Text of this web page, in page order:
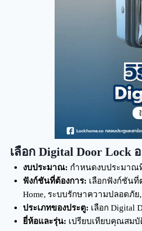
เลือก Digital Door Lock
งบประมาณ: กำหนดงบประมาณ
ฟังก์ชันที่ต้องการ: เลือกฟังก์ชันที่
Home, ระบบรักษาความปลอดภั
ประเภทของประตู: เลือก Digital
ยี่ห้อและรุ่น: เปรียบเทียบคุณสม